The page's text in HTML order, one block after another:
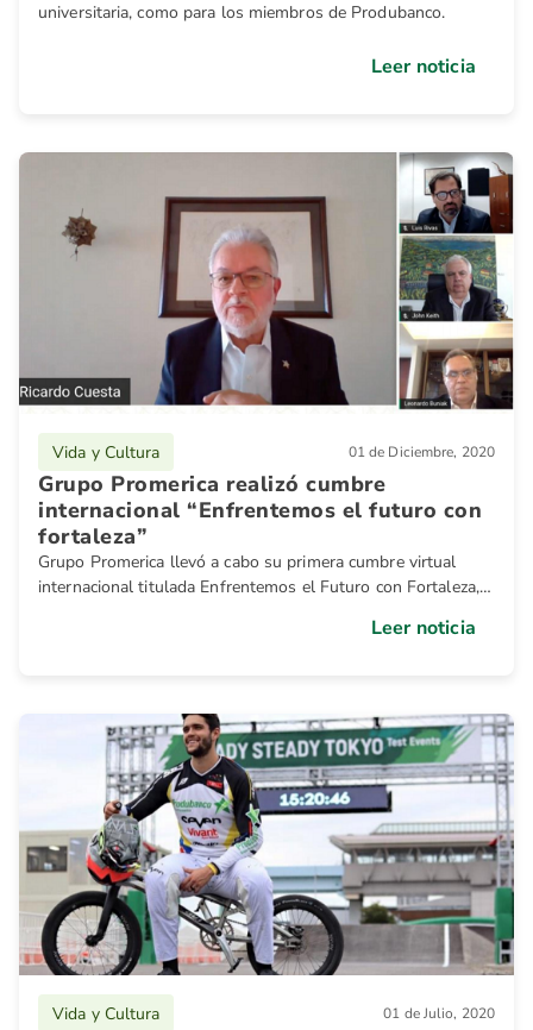
universitaria, como para los miembros de Produbanco.
Leer noticia
Vida y Cultura 01 de Diciembre, 2020
Grupo Promerica realizó cumbre
internacional “Enfrentemos el futuro con
fortaleza”
Grupo Promerica llevó a cabo su primera cumbre virtual
internacional titulada Enfrentemos el Futuro con Fortaleza, a
Leer noticia
Vida y Cultura 01 de Julio, 2020